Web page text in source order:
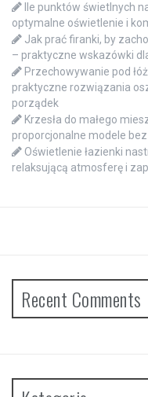
Ile punktów świetlnych
optymalne oświetlenie i
Jak prać firanki, by
– praktyczne wskazówki
Przechowywanie pod
praktyczne rozwiązania
porządek
Krzesła do małego
proporcjonalne modele
Oświetlenie łazienki
relaksującą atmosferę i
Recent Comments